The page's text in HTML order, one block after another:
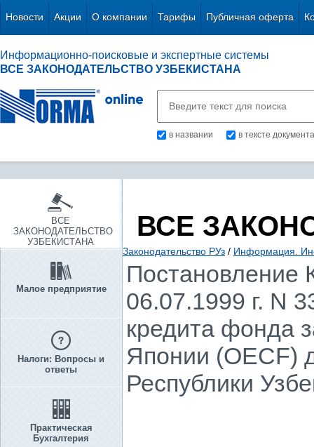
Новости Акции О компании Тарифы Публичная оферта
Информационно-поисковые и экспертные системы
ВСЕ ЗАКОНОДАТЕЛЬСТВО УЗБЕКИСТАНА
в названии в тексте документа
ВСЕ
ЗАКОНОДАТЕЛЬСТВО
УЗБЕКИСТАНА
Малое предприятие
Налоги: Вопросы и
ответы
Практическая
Бухгалтерия
ВСЕ
Законодательство РУз / Информация.
Постановление
06.07.1999 г. N
кредита фонда
Японии (OECF)
Республики